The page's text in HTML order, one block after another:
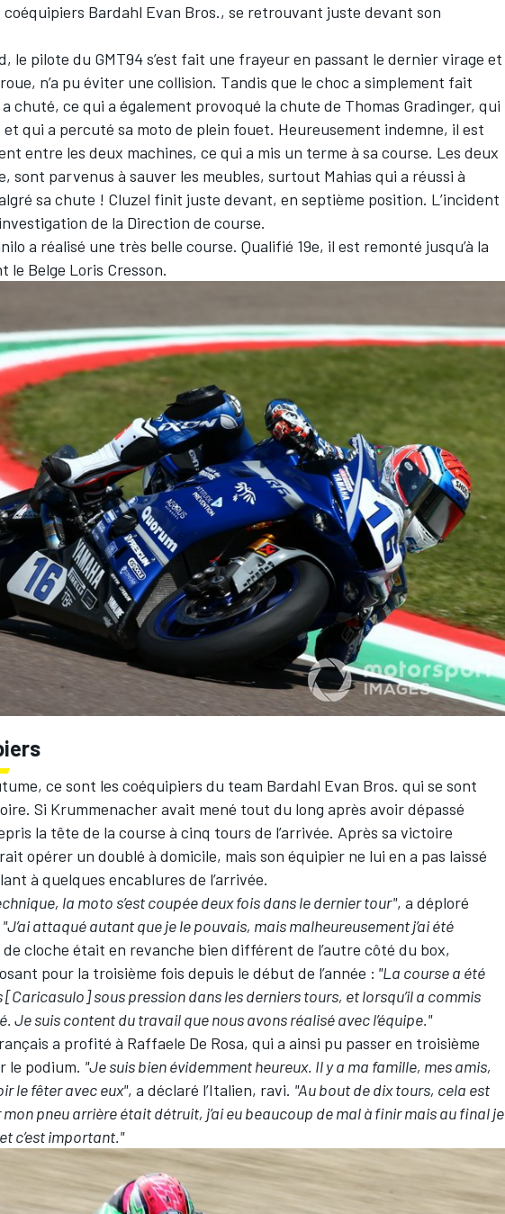
Bardahl Evan Bros., se retrouvant juste devant son
le pilote du GMT94 s’est fait une frayeur en passant le dernier virage et
n’a pu éviter une collision. Tandis que le choc a simplement fait
chuté, ce qui a également provoqué la chute de Thomas Gradinger, qui
qui a percuté sa moto de plein fouet. Heureusement indemne, il est
entre les deux machines, ce qui a mis un terme à sa course. Les deux
sont parvenus à sauver les meubles, surtout Mahias qui a réussi à
sa chute ! Cluzel finit juste devant, en septième position. L’incident
de la Direction de course.
a réalisé une très belle course. Qualifié 19e, il est remonté jusqu’à la
le Belge Loris Cresson.
ce sont les coéquipiers du team Bardahl Evan Bros. qui se sont
Si Krummenacher avait mené tout du long après avoir dépassé
la tête de la course à cinq tours de l’arrivée. Après sa victoire
opérer un doublé à domicile, mais son équipier ne lui en a pas laissé
à quelques encablures de l’arrivée.
la moto s’est coupée deux fois dans le dernier tour", a déploré
"J’ai attaqué autant que je le pouvais, mais malheureusement j’ai été
de cloche était en revanche bien différent de l’autre côté du box,
pour la troisième fois depuis le début de l’année : "La course a été
[Caricasulo] sous pression dans les derniers tours, et lorsqu’il a commis
Je suis content du travail que nous avons réalisé avec l’équipe."
a profité à Raffaele De Rosa, qui a ainsi pu passer en troisième
le podium. "Je suis bien évidemment heureux. Il y a ma famille, mes amis,
le fêter avec eux", a déclaré l’Italien, ravi. "Au bout de dix tours, cela est
pneu arrière était détruit, j’ai eu beaucoup de mal à finir mais au final je
c’est important."